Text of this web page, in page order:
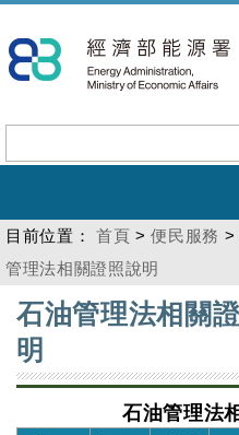
到
主
內
容
目前位置： 首頁 >便民服務
管理法相關證照說明
:::
石油管理法相關
明
石油管理法